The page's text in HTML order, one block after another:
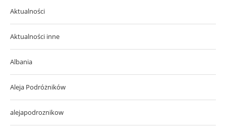
Aktualności
Aktualności inne
Albania
Aleja Podróżników
alejapodroznikow